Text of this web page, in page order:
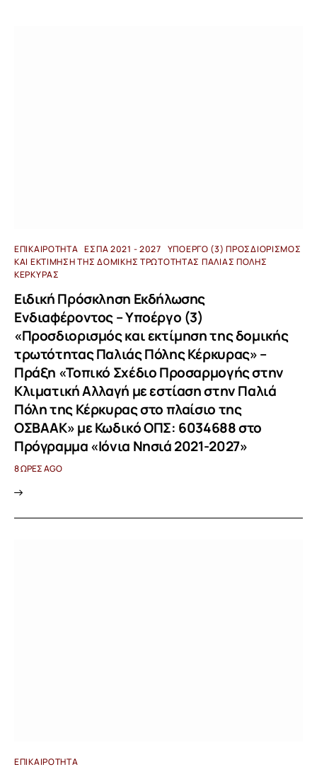
ΕΠΙΚΑΙΡΌΤΗΤΑ ΕΣΠΑ 2021 - 2027 ΥΠΟΈΡΓΟ (3) ΠΡΟΣΔΙΟΡΙΣΜΌΣ
ΚΑΙ ΕΚΤΊΜΗΣΗ ΤΗΣ ΔΟΜΙΚΉΣ ΤΡΩΤΌΤΗΤΑΣ ΠΑΛΙΆΣ ΠΌΛΗΣ
ΚΈΡΚΥΡΑΣ
Ειδική Πρόσκληση Εκδήλωσης
Ενδιαφέροντος – Υποέργο (3)
«Προσδιορισμός και εκτίμηση της δομικής
τρωτότητας Παλιάς Πόλης Κέρκυρας» –
Πράξη «Τοπικό Σχέδιο Προσαρμογής στην
Κλιματική Αλλαγή με εστίαση στην Παλιά
Πόλη της Κέρκυρας στο πλαίσιο της
ΟΣΒΑΑΚ» με Κωδικό ΟΠΣ: 6034688 στο
Πρόγραμμα «Ιόνια Νησιά 2021-2027»
8 ΏΡΕΣ AGO
ΕΠΙΚΑΙΡΌΤΗΤΑ